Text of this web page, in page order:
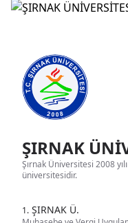
ŞIRNAK
Şırnak Üniversitesi 2008
üniversitesidir.
1. ŞIRNAK Ü.